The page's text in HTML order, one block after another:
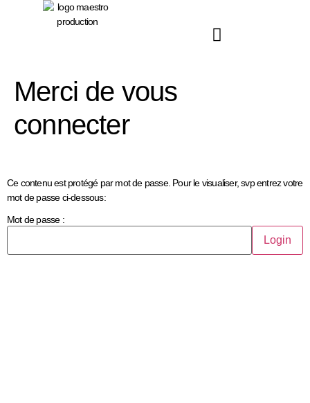
Merci de vous
connecter
Ce contenu est protégé par mot de passe. Pour le visualiser, svp entrez votre
mot de passe ci-dessous:
Mot de passe :